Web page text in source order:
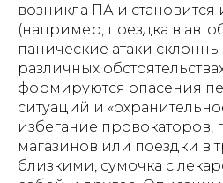
возникла ПА и становится
(например, поездка в
панические атаки
различных
формируются опасения
ситуаций и
избегание провокаторов,
магазинов или поездки в
близкими, сумочка с